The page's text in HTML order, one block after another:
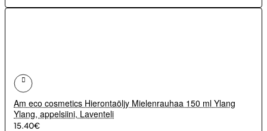
Am eco cosmetics Hierontaöljy Mielenrauhaa 150 ml Ylang
Ylang, appelsiini, Laventeli
15.40€